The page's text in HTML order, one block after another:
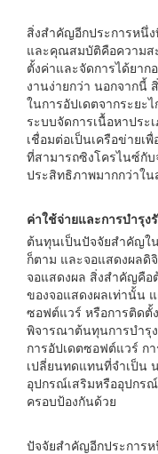
สิ่งสำคัญอีกประการหนึ่
และคุณสมบัติคือความส
ตั้งค่าและจัดการได้ยาก
งานง่ายกว่า นอกจากนี้
ในการอัปเดตจากระยะ
ระบบจัดการเนื้อหาประ
เชื่อมต่อเป็นเครือข่ายเ
ที่สามารถซิงโครไนซ์กั
ประสิทธิภาพมากกว่าใ
ค่าใช้จ่ายและการบำรุง
ต้นทุนเป็นปัจจัยสำคัญใ
ก็ตาม และจอแสดงผลดิ
จอแสดงผล สิ่งสำคัญคือ
ของจอแสดงผลเท่านั้น
ซอฟต์แวร์ หรือการติดตั้
พิจารณาต้นทุนการบำรุง
การอัปเดตซอฟต์แวร์ ก
เปลี่ยนทดแทนที่จำเป็น
อุปกรณ์เสริมหรืออุปกร
ครอบป้องกันด้วย
ปัจจัยสำคัญอีกประการห